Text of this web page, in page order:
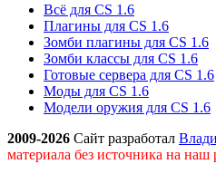
Всё для CS 1.6
Плагины для CS 1.6
Зомби плагины для CS 1.6
Зомби классы для CS 1.6
Готовые сервера для CS 1.6
Моды для CS 1.6
Модели оружия для CS 1.6
2009-2026 Сайт разработал
материала без источника на наш